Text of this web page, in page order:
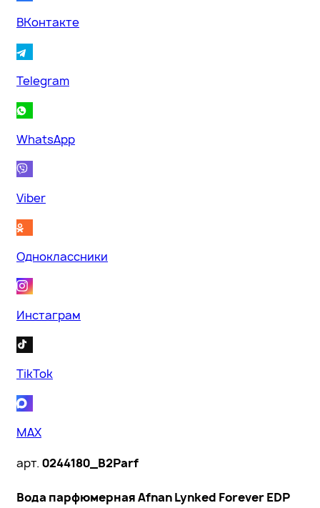
ВКонтакте
Telegram
WhatsApp
Viber
Одноклассники
Инстаграм
TikTok
MAX
арт. 0244180_B2Parf
Вода парфюмерная Afnan Lynked Forever EDP